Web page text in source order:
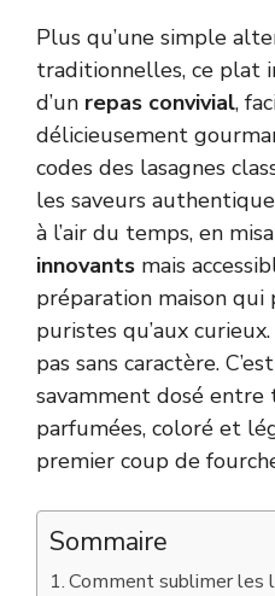
Plus qu’une simple
traditionnelles, ce plat
d’un repas convivial,
délicieusement
codes des lasagnes
les saveurs
à l’air du temps, en
innovants mais
préparation maison
puristes qu’aux
pas sans caractère.
savamment dosé
parfumées, coloré et
premier coup de
Sommaire
Comment sublimer les